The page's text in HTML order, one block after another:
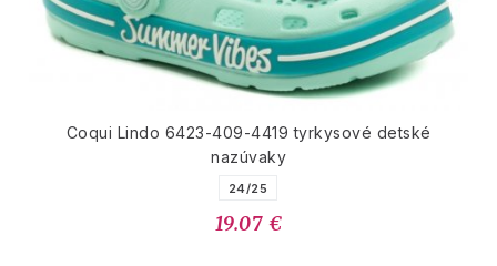
Coqui Lindo 6423-409-4419 tyrkysové detské
nazúvaky
24/25
19.07 €